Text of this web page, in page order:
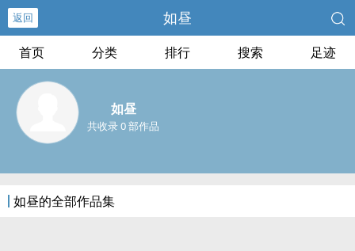
返回 如昼
首页 分类 排行 搜索 足迹
如昼
共收录 0 部作品
如昼的全部作品集